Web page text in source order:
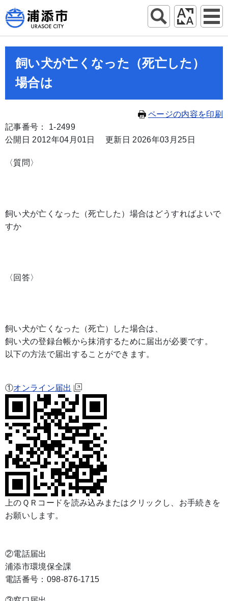
飼い犬が亡くなった（死亡した）
場合は
ページの内容を印刷
記事番号： 1-2499
公開日 2012年04月01日
更新日 2026年03月25日
〈質問〉
飼い犬が亡くなった（死亡した）場合はどうすればよいで
すか
〈回答〉
飼い犬が亡くなった（死亡）した場合は、
飼い犬の登録台帳から抹消するために届出が必要です。
以下の方法で届出することができます。
①オンライン届出
上のＱＲコードを読み込みまたはクリックし、お手続きを
お願いします。
②電話届出
浦添市環境保全課
電話番号：098-876-1715